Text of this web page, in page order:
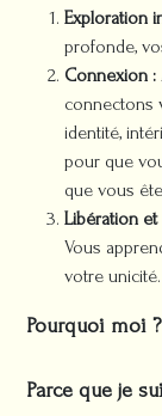
Exploration
profonde,
Connexion :
connectons
identité,
pour que
que vous
Libération
Vous
votre unicité.
Pourquoi moi ?
Parce que je